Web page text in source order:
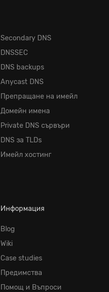
Secondary DNS
DNSSEC
DNS backups
Anycast DNS
Препращане на имейл
Домейн имена
Private DNS сървъри
DNS за TLDs
Имейл хостинг
Информация
Blog
Wiki
Case studies
Предимства
Помощ и Въпроси